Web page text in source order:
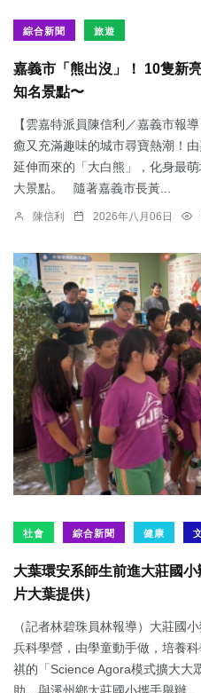
綜合新聞 旅遊
嘉義市「熊出沒」！ 10隻新
知名景點〜
【雲嘉特派員陳信利／嘉義市報
癒又充滿趣味的城市尋寶熱潮！
延伸而來的「大白熊」，化身最
大景點。 隨著嘉義市長黃...
陳信利 2026年八月06日
社會 綜合新聞 健康
大葉環安系師生前進大莊國
片大葉提供）
（記者林碧珠員林報導）大莊國
兵科學營，由學童動手做，培養
祺的「Science Agora模式擴大大
助，與溪州鄉大莊國小攜手舉辦...